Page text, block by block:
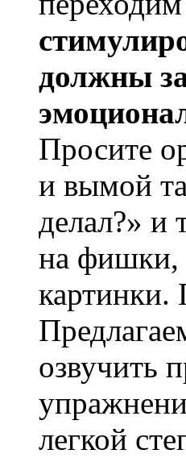
должны
Просите
и вымой
делал?» и
на фишки,
картинки.
озвучить
легкой